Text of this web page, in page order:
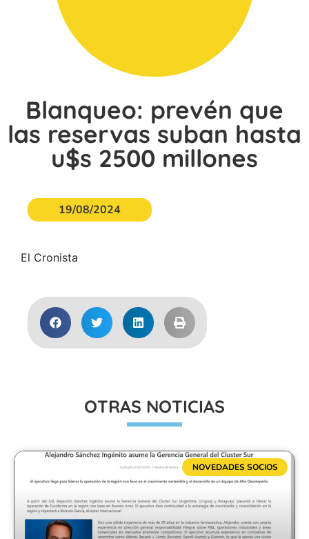
Blanqueo: prevén que
las reservas suban hasta
u$s 2500 millones
19/08/2024
El Cronista
OTRAS NOTICIAS
NOVEDADES SOCIOS